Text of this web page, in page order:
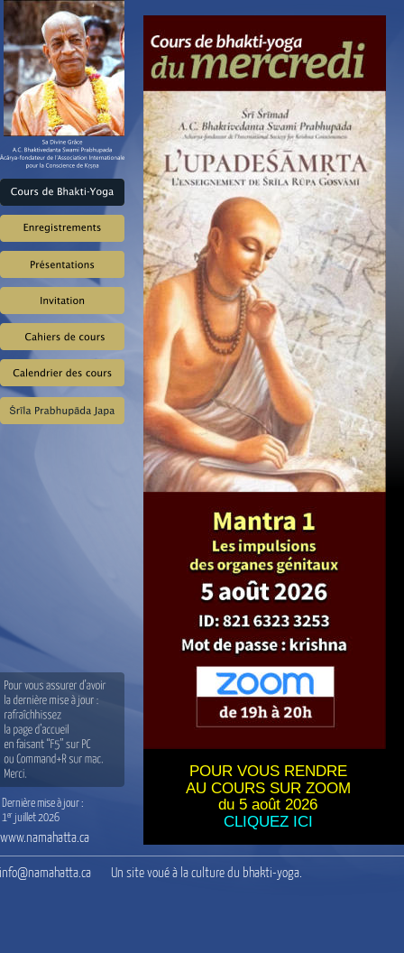
www.namahatta.ca
info@namahatta.ca Un site voué à la culture du bhakti-yoga.
Dernière mise à jour :
1er juillet 2026
POUR VOUS RENDRE
AU COURS SUR ZOOM
du 5 août 2026
CLIQUEZ ICI